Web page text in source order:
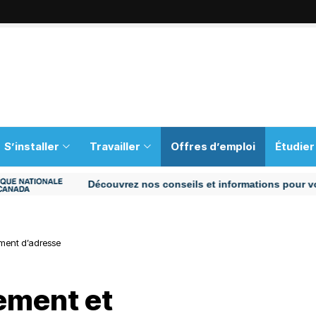
S’installer Travailler Offres d’emploi Étudier
Découvrez nos conseils et informations pour vous
d’adresse
et